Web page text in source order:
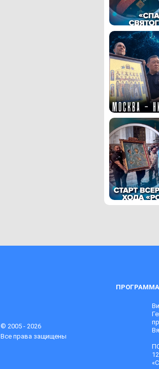
© 2005 - 2026
Все права защищены